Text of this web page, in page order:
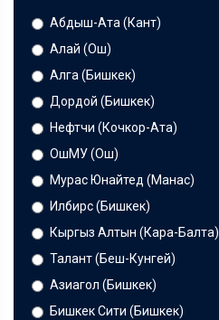
Абдыш-Ата (Кант)
Алай (Ош)
Алга (Бишкек)
Дордой (Бишкек)
Нефтчи (Кочкор-Ата)
ОшМУ (Ош)
Мурас Юнайтед (Манас)
Илбирс (Бишкек)
Кыргыз Алтын (Кара-Балта)
Талант (Беш-Кунгей)
Азиагол (Бишкек)
Бишкек Сити (Бишкек)